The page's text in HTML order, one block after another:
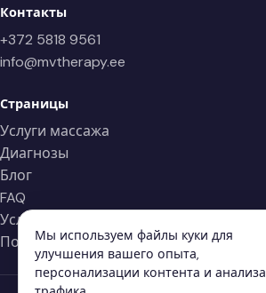
Контакты
+372 5818 9561
info@mvtherapy.ee
Страницы
Услуги массажа
Диагнозы
Блог
FAQ
Условия
Политика конфиденциальности
Мы используем файлы куки для
улучшения вашего опыта,
персонализации контента и анализа